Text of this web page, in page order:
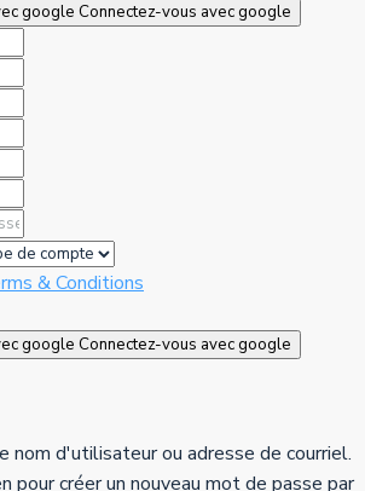
Connectez-vous avec google
& Conditions
Connectez-vous avec google
nom d'utilisateur ou adresse de courriel.
pour créer un nouveau mot de passe par